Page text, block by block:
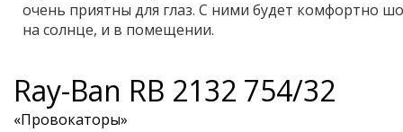
очень приятны для глаз. С ними будет комфортно
на солнце, и в помещении.
Ray-Ban RB 2132 754/32
«Провокаторы»